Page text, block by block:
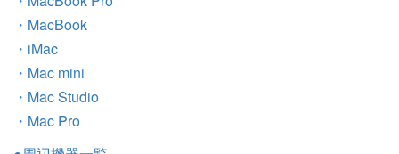
・MacBook
・iMac
・Mac mini
・Mac Studio
・Mac Pro